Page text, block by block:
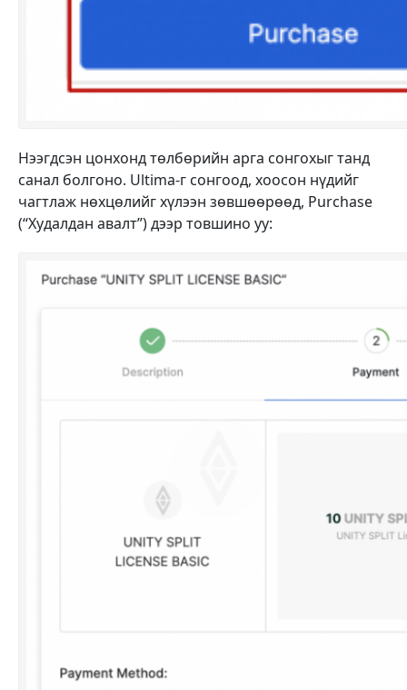
Нээгдсэн цонхонд төлбөрийн арга сонгохыг танд
санал болгоно. Ultima-г сонгоод, хоосон нүдийг
чагтлаж нөхцөлийг хүлээн зөвшөөрөөд, Purchase
(“Худалдан авалт”) дээр товшино уу: